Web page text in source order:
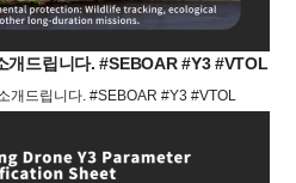
개드립니다. #SEBOAR #Y3 #VTOL
개드립니다. #SEBOAR #Y3 #VTOL